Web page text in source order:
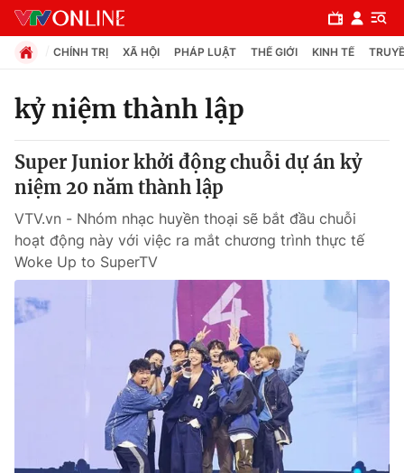
Chuyên mục
Chính trị
Xã hội
Pháp luật
Thế giới đó đây
CHÍNH TRỊ XÃ HỘI PHÁP LUẬT THẾ GIỚI KINH TẾ
kỷ niệm thành lập
Super Junior khởi động chuỗi dự án kỷ
niệm 20 năm thành lập
VTV.vn - Nhóm nhạc huyền thoại sẽ bắt đầu chuỗi
hoạt động này với việc ra mắt chương trình thực tế
Woke Up to SuperTV